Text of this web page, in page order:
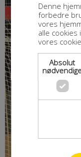
Denne
forbedre
vores
alle
vores
Absolut